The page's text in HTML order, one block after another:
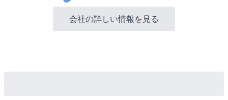
会社の詳しい情報を見る